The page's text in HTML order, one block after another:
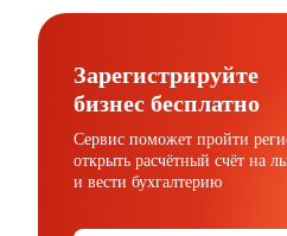
Зарегистрируйте
бизнес бесплатно
Сервис поможет пройти
открыть расчётный счёт на
и вести бухгалтерию